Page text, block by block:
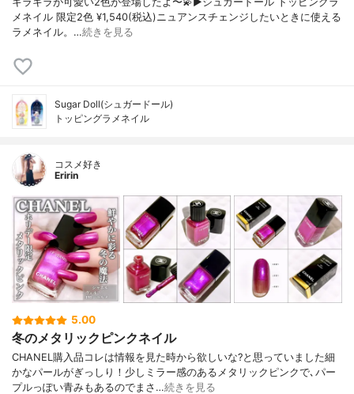
メネイル 限定2色 ¥1,540(税込)ニュアンスチェンジしたいときに使える
ラメネイル。…続きを見る
Sugar Doll(シュガードール)
トッピングラメネイル
コスメ好き
Eririn
5.00
冬のメタリックピンクネイル
CHANEL購入品コレは情報を見た時から欲しいな?と思っていました細
かなパールがぎっしり！少しミラー感のあるメタリックピンクで､パー
プルっぽい青みもあるのでまさ…続きを見る